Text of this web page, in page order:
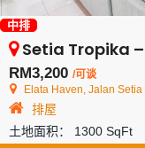
中排
Setia Tropika – 2
RM3,200 /可谈
Elata Haven, Jalan Setia
排屋
土地面积： 1300 SqFt